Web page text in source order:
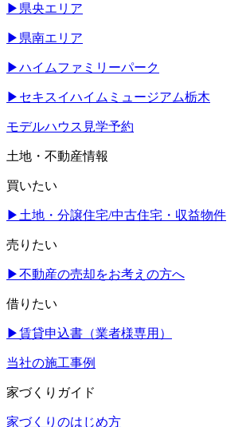
▶ 県央エリア
▶ 県南エリア
▶ハイムファミリーパーク
▶ セキスイハイムミュージアム栃木
モデルハウス見学予約
土地・不動産情報
買いたい
▶ 土地・分譲住宅/中古住宅・収益物件
売りたい
▶不動産の売却をお考えの方へ
借りたい
▶賃貸申込書（業者様専用）
当社の施工事例
家づくりガイド
家づくりのはじめ方